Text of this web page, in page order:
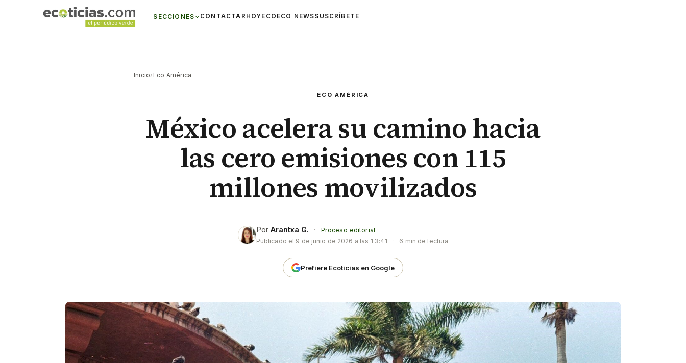
SECCIONES CONTACTAR HOYECO ECO NEWSSUSCRÍBETE
Inicio› Eco América
ECO AMÉRICA
México acelera su camino hacia
las cero emisiones con 115
millones movilizados
Por Arantxa G. ·
Proceso editorial
Publicado el 9 de junio de 2026 a las 13:41 · 6 min de lectura
Prefiere Ecoticias en Google